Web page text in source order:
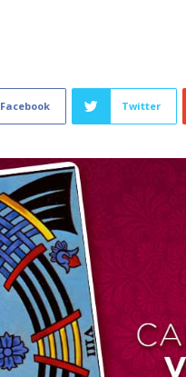
Facebook Twitter